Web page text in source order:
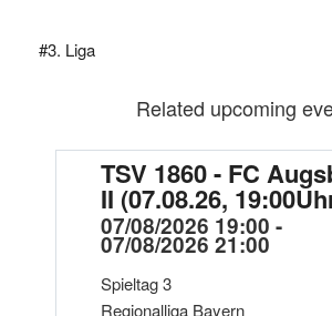
#3. Liga
Related upcoming
TSV 1860 - FC
II (07.08.26,
07/08/2026 19:00 -
07/08/2026 21:00
Spieltag 3
Regionalliga Bayern